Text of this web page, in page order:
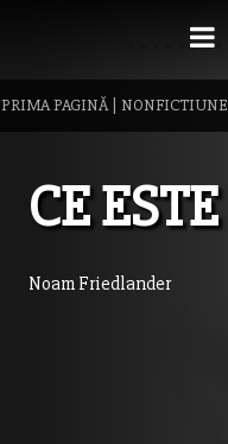
PRIMA PAGINĂ|
CE
Noam Friedlander